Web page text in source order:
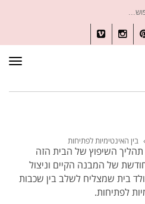
עבור:
Pinterest
Instagram
Vimeo
בין האינטימיות לפתיחות
השיפוץ של הבית הזה
של המבנה הקיים וניצול
בית שמצליח לשלב בין שכבות
לפתיחות.